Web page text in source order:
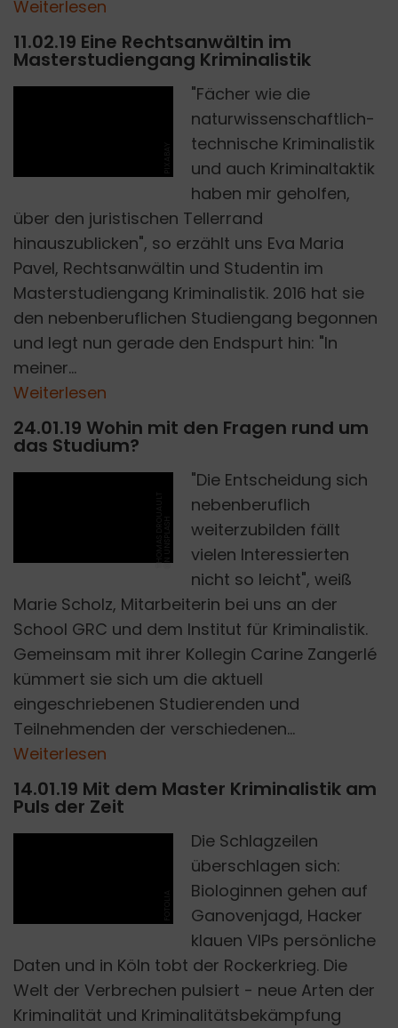
Weiterlesen
11.02.19 Eine Rechtsanwältin im
Masterstudiengang Kriminalistik
"Fächer wie die
naturwissenschaftlich-
technische Kriminalistik
und auch Kriminaltaktik
haben mir geholfen,
über den juristischen Tellerrand
hinauszublicken", so erzählt uns Eva Maria
Pavel, Rechtsanwältin und Studentin im
Masterstudiengang Kriminalistik. 2016 hat sie
den nebenberuflichen Studiengang begonnen
und legt nun gerade den Endspurt hin: "In
meiner...
Weiterlesen
24.01.19 Wohin mit den Fragen rund um
das Studium?
"Die Entscheidung sich
nebenberuflich
weiterzubilden fällt
vielen Interessierten
nicht so leicht", weiß
Marie Scholz, Mitarbeiterin bei uns an der
School GRC und dem Institut für Kriminalistik.
Gemeinsam mit ihrer Kollegin Carine Zangerlé
kümmert sie sich um die aktuell
eingeschriebenen Studierenden und
Teilnehmenden der verschiedenen...
Weiterlesen
14.01.19 Mit dem Master Kriminalistik am
Puls der Zeit
Die Schlagzeilen
überschlagen sich:
Biologinnen gehen auf
Ganovenjagd, Hacker
klauen VIPs persönliche
Daten und in Köln tobt der Rockerkrieg. Die
Welt der Verbrechen pulsiert - neue Arten der
Kriminalität und Kriminalitätsbekämpfung